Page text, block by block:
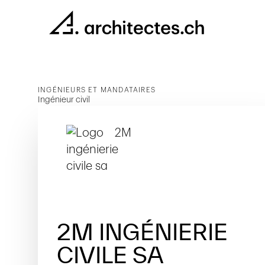
INGÉNIEURS ET MANDATAIRES
Ingénieur civil
2M INGÉNIERIE
CIVILE SA